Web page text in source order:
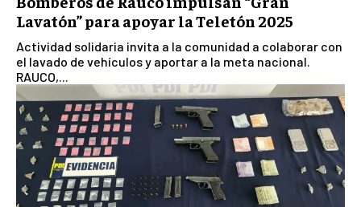
Lavatón” para apoyar la Teletón 2025
Actividad solidaria invita a la comunidad a colaborar con
el lavado de vehículos y aportar a la meta nacional.
RAUCO,...